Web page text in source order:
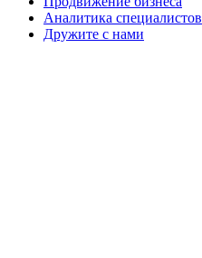
Аналитика специалистов
Дружите с нами